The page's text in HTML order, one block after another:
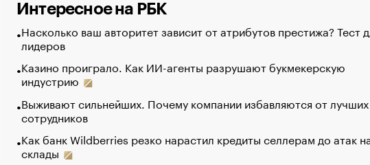
Интересное на РБК
Насколько ваш авторитет зависит от атрибутов престижа? Тест
лидеров
Казино проиграло. Как ИИ-агенты разрушают букмекерскую
индустрию
Выживают сильнейших. Почему компании избавляются от лучших
сотрудников
Как банк Wildberries резко нарастил кредиты селлерам до атак
склады